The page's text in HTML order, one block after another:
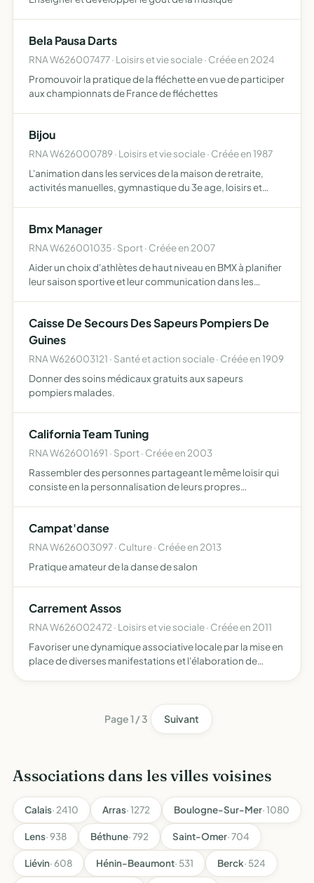
Bela Pausa Darts
RNA W626007477 · Loisirs et vie sociale · Créée en 2024
Promouvoir la pratique de la fléchette en vue de participer
aux championnats de France de fléchettes
Bijou
RNA W626000789 · Loisirs et vie sociale · Créée en 1987
L'animation dans les services de la maison de retraite,
activités manuelles, gymnastique du 3e age, loisirs et
Bmx Manager
RNA W626001035 · Sport · Créée en 2007
Aider un choix d'athlètes de haut niveau en BMX à planifier
leur saison sportive et leur communication dans les
Caisse De Secours Des Sapeurs Pompiers De
Guines
RNA W626003121 · Santé et action sociale · Créée en 1909
Donner des soins médicaux gratuits aux sapeurs
pompiers malades.
California Team Tuning
RNA W626001691 · Sport · Créée en 2003
Rassembler des personnes partageant le même loisir qui
consiste en la personnalisation de leurs propres
Campat'danse
RNA W626003097 · Culture · Créée en 2013
Pratique amateur de la danse de salon
Carrement Assos
RNA W626002472 · Loisirs et vie sociale · Créée en 2011
Favoriser une dynamique associative locale par la mise en
place de diverses manifestations et l'élaboration de
Page 1 / 3 Suivant
Associations dans les villes voisines
Calais· 2410 Arras· 1272 Boulogne-Sur-Mer· 1080
Lens· 938 Béthune· 792 Saint-Omer· 704
Liévin· 608 Hénin-Beaumont· 531 Berck· 524